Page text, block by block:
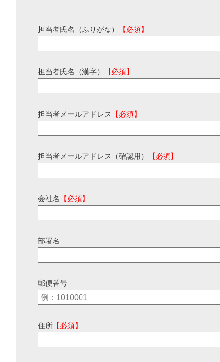
担当者氏名（ふりがな） 【必須】
担当者氏名（漢字） 【必須】
担当者メールアドレス 【必須】
担当者メールアドレス（確認用） 【必須】
会社名 【必須】
部署名
郵便番号
住所 【必須】